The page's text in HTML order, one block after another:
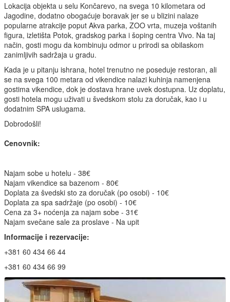
Lokacija objekta u selu Končarevo, na svega 10 kilometara od
Jagodine, dodatno obogaćuje boravak jer se u blizini nalaze
popularne atrakcije poput Akva parka, ZOO vrta, muzeja voštanih
figura, izletišta Potok, gradskog parka i šoping centra Vivo. Na taj
način, gosti mogu da kombinuju odmor u prirodi sa obilaskom
zanimljivih sadržaja u gradu.
Kada je u pitanju ishrana, hotel trenutno ne poseduje restoran, ali
se na svega 100 metara od vikendice nalazi kuhinja namenjena
gostima vikendice, dok je dostava hrane uvek dostupna. Uz doplatu,
gosti hotela mogu uživati u švedskom stolu za doručak, kao i u
dodatnim SPA uslugama.
Dobrodošli!
Cenovnik:
Najam sobe u hotelu - 38€
Najam vikendice sa bazenom - 80€
Doplata za švedski sto za doručak (po osobi) - 10€
Doplata za spa sadržaje (po osobi) - 10€
Cena za 3+ noćenja za najam sobe - 31€
Najam svečane sale za proslave - Na upit
Informacije i rezervacije:
+381 60 434 66 44
+381 60 434 66 99